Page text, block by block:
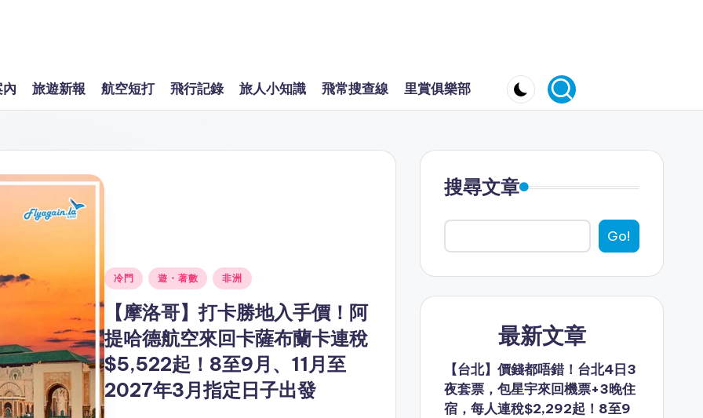
旅遊新報 航空短打 飛行記錄 旅人小知識 飛常搜查線 里賞俱樂部
Posted
冷門 遊・著數 非洲
【摩洛哥】打卡勝地入手價！阿
提哈德航空來回卡薩布蘭卡連稅
$5,522起！8至9月、11月至
2027年3月指定日子出發
搜尋文章
Go!
最新文章
【台北】價錢都唔錯！台北4日3
夜套票，包星宇來回機票+3晚住
宿，每人連稅$2,292起！8至9